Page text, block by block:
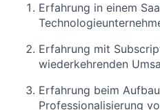
Erfahrung in einem
Erfahrung mit
wiederkehrenden
Erfahrung beim
Professionalisierung